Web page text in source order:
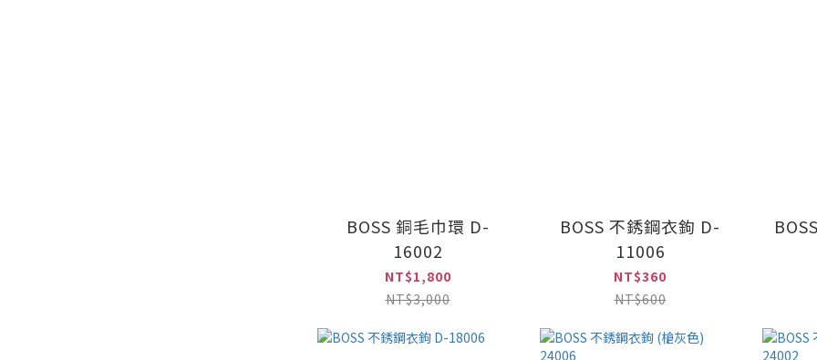
BOSS 銅毛巾環 D-
16002
NT$1,800
NT$3,000
BOSS 不銹鋼衣鉤 D-
11006
NT$360
NT$600